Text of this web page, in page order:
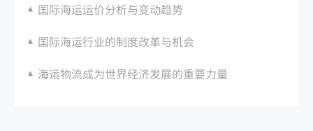
国际海运运价分析与变动趋势
国际海运行业的制度改革与机会
海运物流成为世界经济发展的重要力量